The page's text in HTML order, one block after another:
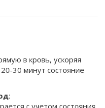
в кровь, ускоряя
30 минут состояние
: